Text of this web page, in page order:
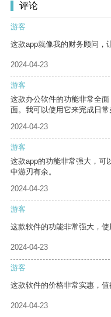
评论
游客
这款app就像我的财务顾问，
2024-04-23
游客
这款办公软件的功能非常全
面。我可以使用它来完成日常
2024-04-23
游客
这款app的功能非常强大，可
中游刃有余。
2024-04-23
游客
这款软件的功能非常强大，使
2024-04-23
游客
这款软件的价格非常实惠，值
2024-04-23